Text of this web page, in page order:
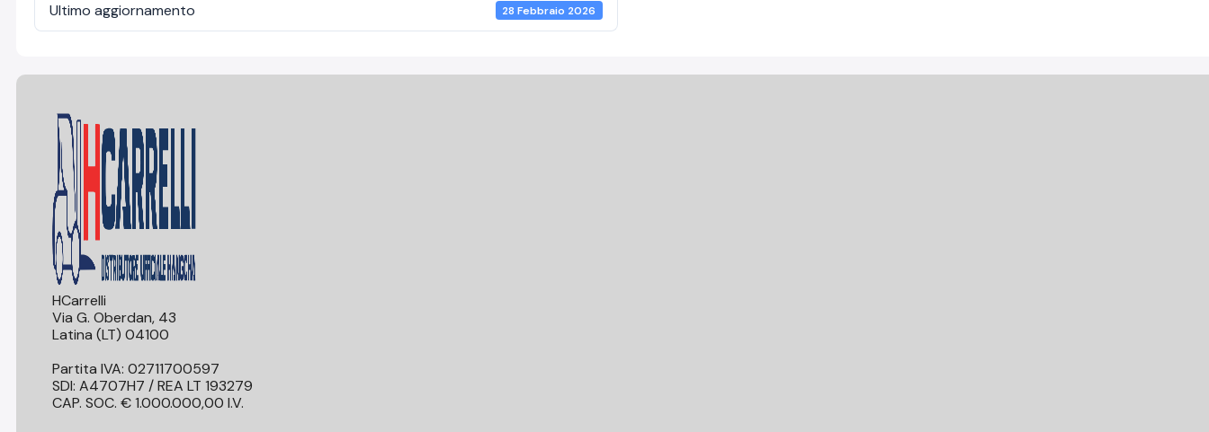
Ultimo aggiornamento 28 Febbraio 2026
HCarrelli
Via G. Oberdan, 43
Latina (LT) 04100
Partita IVA: 02711700597
SDI: A4707H7 / REA LT 193279
CAP. SOC. € 1.000.000,00 I.V.